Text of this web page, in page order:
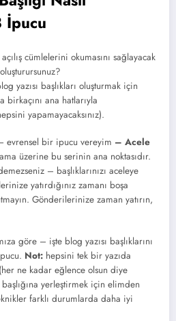
İpucu
cümlelerini okumasını sağlayacak
yazısı başlıkları oluşturmak için
birkaçını ana hatlarıyla
yapamayacaksınız).
evrensel bir ipucu vereyim – Acele
üzerine bu serinin ana noktasıdır.
– başlıklarınızı aceleye
yatırdığınız zamanı boşa
Gönderilerinize zaman yatırın,
göre – işte blog yazısı başlıklarını
Not: hepsini tek bir yazıda
(her ne kadar eğlence olsun diye
yerleştirmek için elimden
farklı durumlarda daha iyi